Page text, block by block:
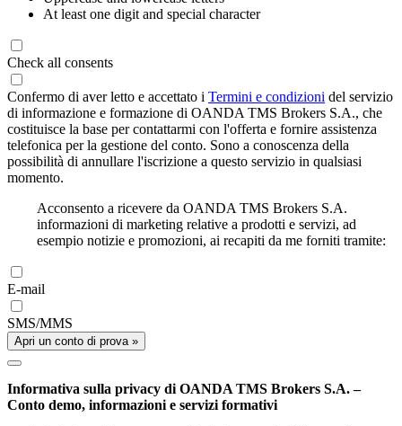
At least one digit and special character
Check all consents
Confermo di aver letto e accettato i Termini e condizioni del servizio
di informazione e formazione di OANDA TMS Brokers S.A., che
costituisce la base per contattarmi con l'offerta e fornire assistenza
telefonica per la gestione del conto. Sono a conoscenza della
possibilità di annullare l'iscrizione a questo servizio in qualsiasi
momento.
Acconsento a ricevere da OANDA TMS Brokers S.A.
informazioni di marketing relative a prodotti e servizi, ad
esempio notizie e promozioni, ai recapiti da me forniti tramite:
E-mail
SMS/MMS
Apri un conto di prova »
Informativa sulla privacy di OANDA TMS Brokers S.A. –
Conto demo, informazioni e servizi formativi